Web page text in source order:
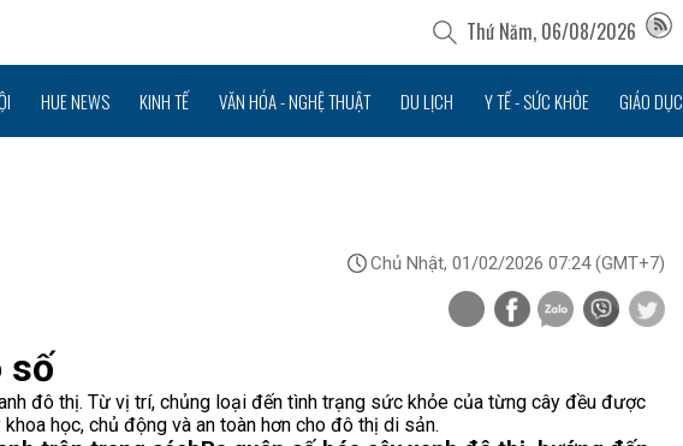
Thứ Năm, 06/08/2026
HUE NEWS KINH TẾ VĂN HÓA - NGHỆ THUẬT DU LỊCH Y TẾ - SỨC KHỎE GIÁO DỤC
Chủ Nhật, 01/02/2026 07:24(GMT+7)
số
đô thị. Từ vị trí, chủng loại đến tình trạng sức khỏe của từng cây đều được
học, chủ động và an toàn hơn cho đô thị di sản.